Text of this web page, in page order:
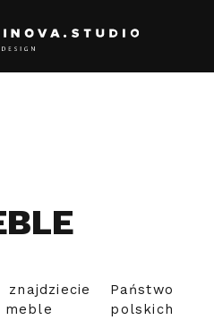
Państwo
polskich